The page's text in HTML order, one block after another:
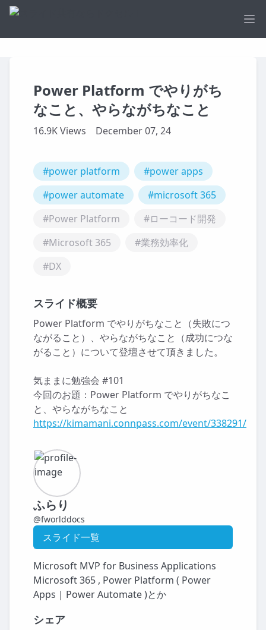
Power Platform でやりがち
なこと、やらながちなこと
16.9K Views December 07, 24
#power platform
#power apps
#power automate
#microsoft 365
#Power Platform
#ローコード開発
#Microsoft 365
#業務効率化
#DX
スライド概要
Power Platform でやりがちなこと（失敗につ
ながること）、やらながちなこと（成功につな
がること）について登壇させて頂きました。
気ままに勉強会 #101
今回のお題：Power Platform でやりがちなこ
と、やらながちなこと
https://kimamani.connpass.com/event/338291/
ふらり
@fworlddocs
スライド一覧
Microsoft MVP for Business Applications
Microsoft 365 , Power Platform ( Power
Apps | Power Automate )とか
シェア